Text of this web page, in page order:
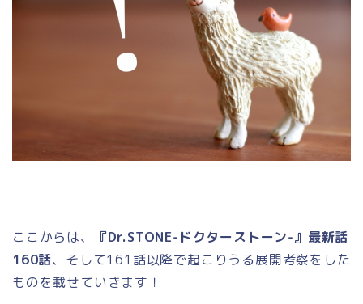
ここからは、
『Dr.STONE-ドクターストーン-』最新話
160話、そして161話以降で起こりうる展開考察をした
ものを載せていきます！